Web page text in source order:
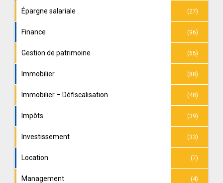
Épargne salariale (27)
Finance (96)
Gestion de patrimoine (65)
Immobilier (88)
Immobilier – Défiscalisation (48)
Impôts (39)
Investissement (33)
Location (7)
Management (4)